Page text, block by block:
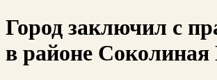
Город заключил с
в районе Соколиная